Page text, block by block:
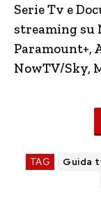
Serie Tv e
streaming su
Paramount+,
NowTV/Sky,
TAG Guida